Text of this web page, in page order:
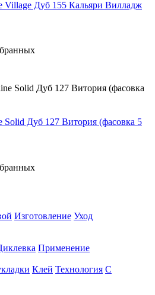
Village Дуб 155 Кальяри Вилладж
Solid Дуб 127 Витория (фасовка 5
Изготовление Уход
Применение
Клей Технология С